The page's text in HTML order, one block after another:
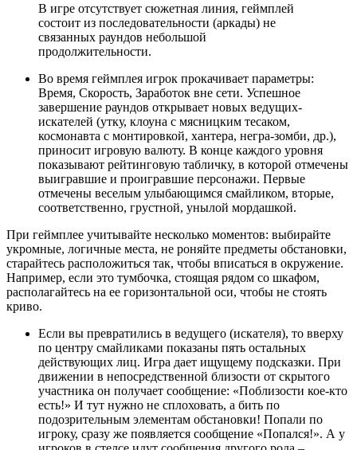
В игре отсутствует сюжетная линия, геймплей
состоит из последовательности (аркады) не
связанных раундов небольшой
продолжительности.
Во время геймплея игрок прокачивает параметры:
Время, Скорость, Заработок вне сети. Успешное
завершение раундов открывает новых ведущих-
искателей (утку, клоуна с мясницким тесаком,
космонавта с монтировкой, хантера, негра-зомби, др.),
приносит игровую валюту. В конце каждого уровня
показывают рейтинговую табличку, в которой отмечены
выигравшие и проигравшие персонажи. Первые
отмечены веселым улыбающимся смайликом, вторые,
соответственно, грустной, унылой мордашкой.
При геймплее учитывайте несколько моментов: выбирайте
укромные, логичные места, не роняйте предметы обстановки,
старайтесь расположиться так, чтобы вписаться в окружение.
Например, если это тумбочка, стоящая рядом со шкафом,
располагайтесь на ее горизонтальной оси, чтобы не стоять
криво.
Если вы превратились в ведущего (искателя), то вверху
по центру смайликами показаны пять остальных
действующих лиц. Игра дает ищущему подсказки. При
движении в непосредственной близости от скрытого
участника он получает сообщение: «Поблизости кое-кто
есть!» И тут нужно не сплоховать, а бить по
подозрительным элементам обстановки! Попали по
игроку, сразу же появляется сообщение «Попался!». А у